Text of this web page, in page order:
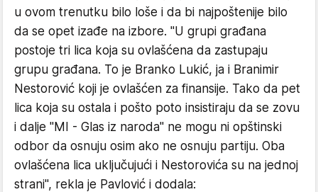
u ovom trenutku bilo loše i da bi najpoštenije bilo
da se opet izađe na izbore. "U grupi građana
postoje tri lica koja su ovlašćena da zastupaju
grupu građana. To je Branko Lukić, ja i Branimir
Nestorović koji je ovlašćen za finansije. Tako da pet
lica koja su ostala i pošto poto insistiraju da se zovu
i dalje "MI - Glas iz naroda" ne mogu ni opštinski
odbor da osnuju osim ako ne osnuju partiju. Oba
ovlašćena lica uključujući i Nestorovića su na jednoj
strani", rekla je Pavlović i dodala: